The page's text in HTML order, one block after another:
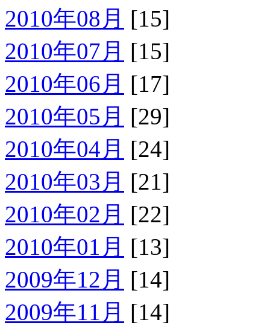
2010年08月 [15]
2010年07月 [15]
2010年06月 [17]
2010年05月 [29]
2010年04月 [24]
2010年03月 [21]
2010年02月 [22]
2010年01月 [13]
2009年12月 [14]
2009年11月 [14]